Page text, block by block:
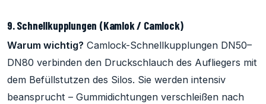
9. Schnellkupplungen (Kamlok / Camlock)
Warum wichtig? Camlock-Schnellkupplungen DN50–
DN80 verbinden den Druckschlauch des Aufliegers mit
dem Befüllstutzen des Silos. Sie werden intensiv
beansprucht – Gummidichtungen verschleißen nach